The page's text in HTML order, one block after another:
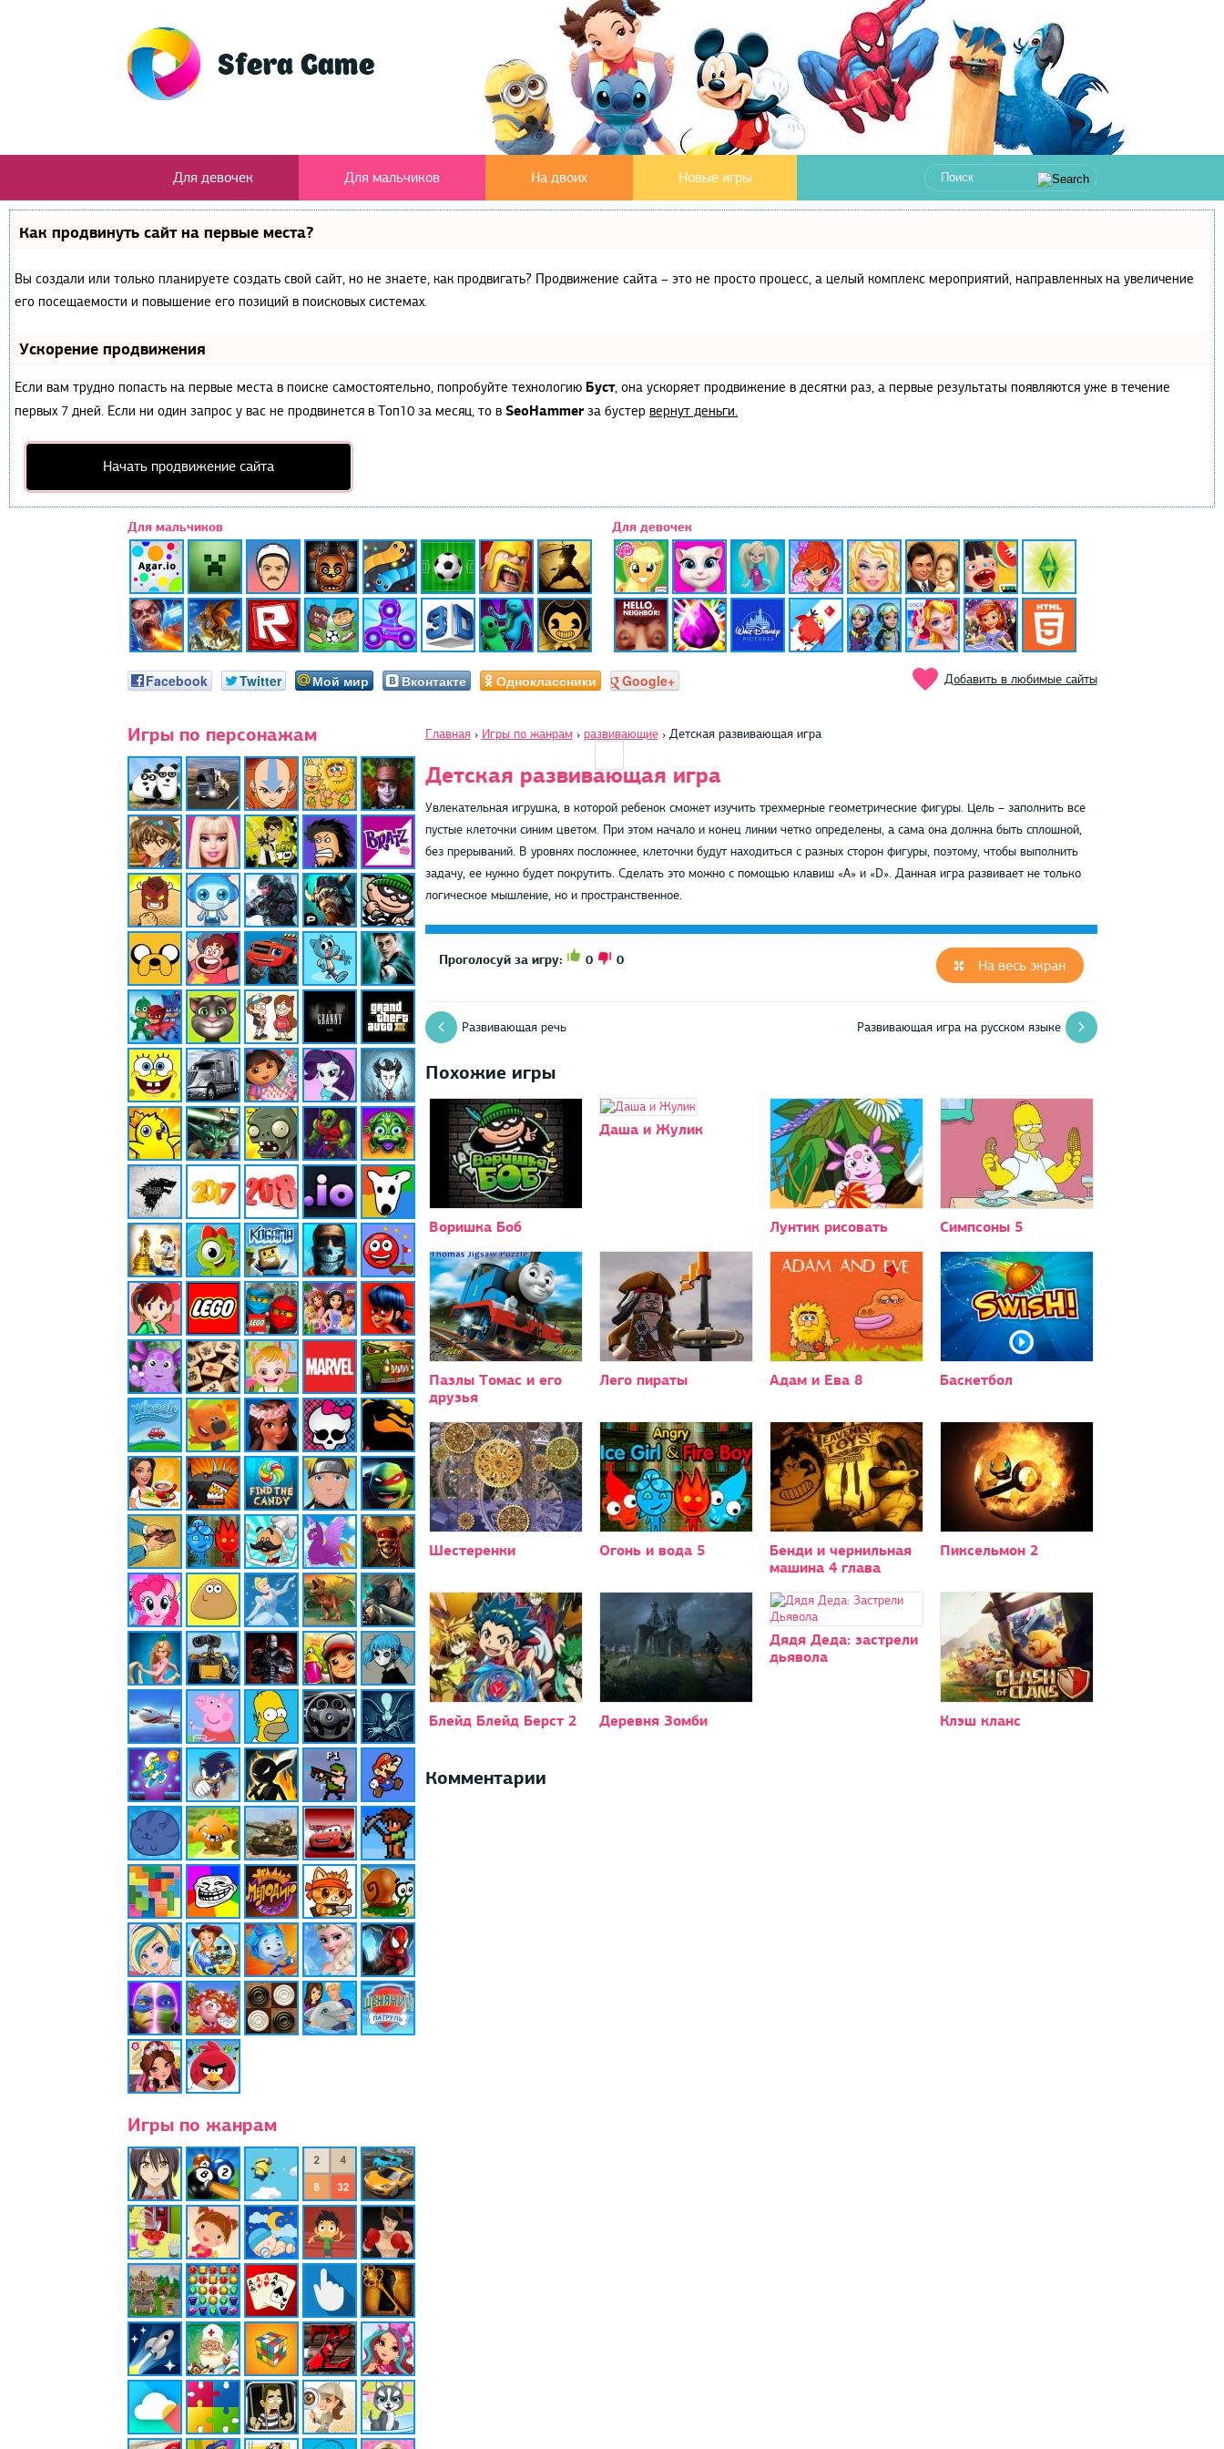
Для девочек Для мальчиков На двоих Новые игры
Как продвинуть сайт на первые места?
Вы создали или только планируете создать свой сайт, но не знаете, как продвигать? Продвижение сайта – это не просто процесс, а целый комплекс мероприятий, направленных на увеличение
его посещаемости и повышение его позиций в поисковых системах.
Ускорение продвижения
Если вам трудно попасть на первые места в поиске самостоятельно, попробуйте технологию Буст, она ускоряет продвижение в десятки раз, а первые результаты появляются уже в течение
первых 7 дней. Если ни один запрос у вас не продвинется в Топ10 за месяц, то в SeoHammerза бустер вернут деньги.
Начать продвижение сайта
Для мальчиков Для девочек
Facebook Twitter Мой мир Вконтакте Одноклассники Google+ Добавить в любимые сайты
Игры по персонажам
Игры по жанрам
Главная › Игры по жанрам › развивающие › Детская развивающая игра
Детская развивающая игра
Увлекательная игрушка, в которой ребенок сможет изучить трехмерные геометрические фигуры. Цель – заполнить все
пустые клеточки синим цветом. При этом начало и конец линии четко определены, а сама она должна быть сплошной,
без прерываний. В уровнях посложнее, клеточки будут находиться с разных сторон фигуры, поэтому, чтобы выполнить
задачу, ее нужно будет покрутить. Сделать это можно с помощью клавиш «А» и «D». Данная игра развивает не только
логическое мышление, но и пространственное.
На весь экран
Проголосуй за игру: 0 0
Развивающая речь Развивающая игра на русском языке
Похожие игры
Воришка Боб
Даша и Жулик
Лунтик рисовать Симпсоны 5
Пазлы Томас и его
друзья
Лего пираты Адам и Ева 8 Баскетбол
Шестеренки Огонь и вода 5
Бенди и чернильная
машина 4 глава
Пиксельмон 2
Блейд Блейд Берст 2 Деревня Зомби
Дядя Деда: застрели
дьявола
Клэш кланс
Комментарии